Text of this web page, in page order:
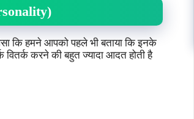
कि हमने आपको पहले भी बताया कि इनके
करने की बहुत ज्यादा आदत होती है